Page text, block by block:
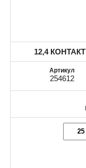
12,4
254612